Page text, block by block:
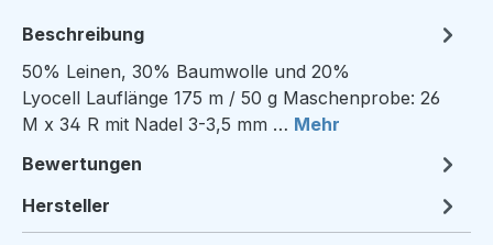
Beschreibung
50% Leinen, 30% Baumwolle und 20%
Lyocell Lauflänge 175 m / 50 g Maschenprobe: 26
M x 34 R mit Nadel 3-3,5 mm … Mehr
Bewertungen
Hersteller